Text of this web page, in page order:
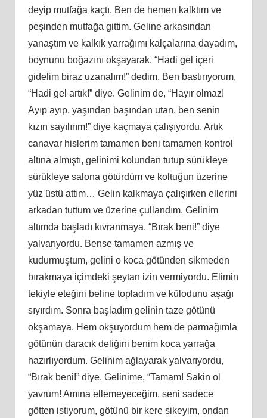
deyip mutfağa kaçtı. Ben de hemen kalktım ve
peşinden mutfağa gittim. Geline arkasından
yanaştım ve kalkık yarrağımı kalçalarına dayadım,
boynunu boğazını okşayarak, “Hadi gel içeri
gidelim biraz uzanalım!” dedim. Ben bastırıyorum,
“Hadi gel artık!” diye. Gelinim de, “Hayır olmaz!
Ayıp ayıp, yaşından başından utan, ben senin
kızın sayılırım!” diye kaçmaya çalışıyordu. Artık
canavar hislerim tamamen beni tamamen kontrol
altına almıştı, gelinimi kolundan tutup sürükleye
sürükleye salona götürdüm ve koltuğun üzerine
yüz üstü attım… Gelin kalkmaya çalışırken ellerini
arkadan tuttum ve üzerine çullandım. Gelinim
altımda başladı kıvranmaya, “Bırak beni!” diye
yalvarıyordu. Bense tamamen azmış ve
kudurmuştum, gelini o koca götünden sikmeden
bırakmaya içimdeki şeytan izin vermiyordu. Elimin
tekiyle eteğini beline topladım ve külodunu aşağı
sıyırdım. Sonra başladım gelinin taze götünü
okşamaya. Hem okşuyordum hem de parmağımla
götünün daracık deliğini benim koca yarrağa
hazırlıyordum. Gelinim ağlayarak yalvarıyordu,
“Bırak beni!” diye. Gelinime, “Tamam! Sakin ol
yavrum! Amına ellemeyeceğim, seni sadece
götten istiyorum, götünü bir kere sikeyim, ondan